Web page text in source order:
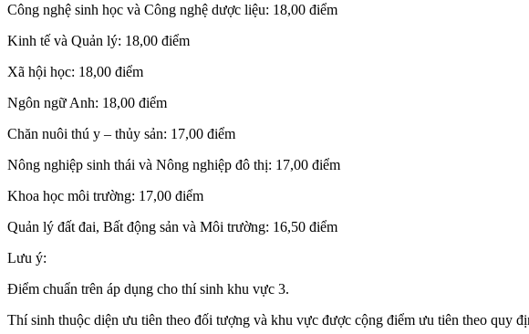
Công nghệ sinh học và Công nghệ dược liệu: 18,00 điểm
Kinh tế và Quản lý: 18,00 điểm
Xã hội học: 18,00 điểm
Ngôn ngữ Anh: 18,00 điểm
Chăn nuôi thú y – thủy sản: 17,00 điểm
Nông nghiệp sinh thái và Nông nghiệp đô thị: 17,00 điểm
Khoa học môi trường: 17,00 điểm
Quản lý đất đai, Bất động sản và Môi trường: 16,50 điểm
Lưu ý:
Điểm chuẩn trên áp dụng cho thí sinh khu vực 3.
Thí sinh thuộc diện ưu tiên theo đối tượng và khu vực được cộng điểm ưu tiên theo quy